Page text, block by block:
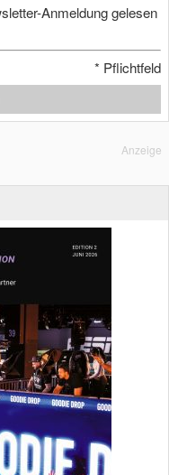
Anmeldung gelesen
* Pflichtfeld
Anzeige